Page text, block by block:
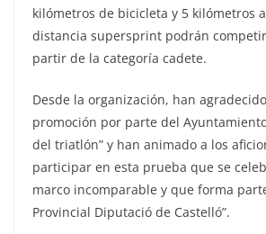
kilómetros de bicicleta y 5 kilómetros
distancia supersprint podrán
partir de la categoría cadete.
Desde la organización, han
promoción por parte del
del triatlón” y han animado a los
participar en esta prueba que se
marco incomparable y que forma
Provincial Diputació de Castelló”.